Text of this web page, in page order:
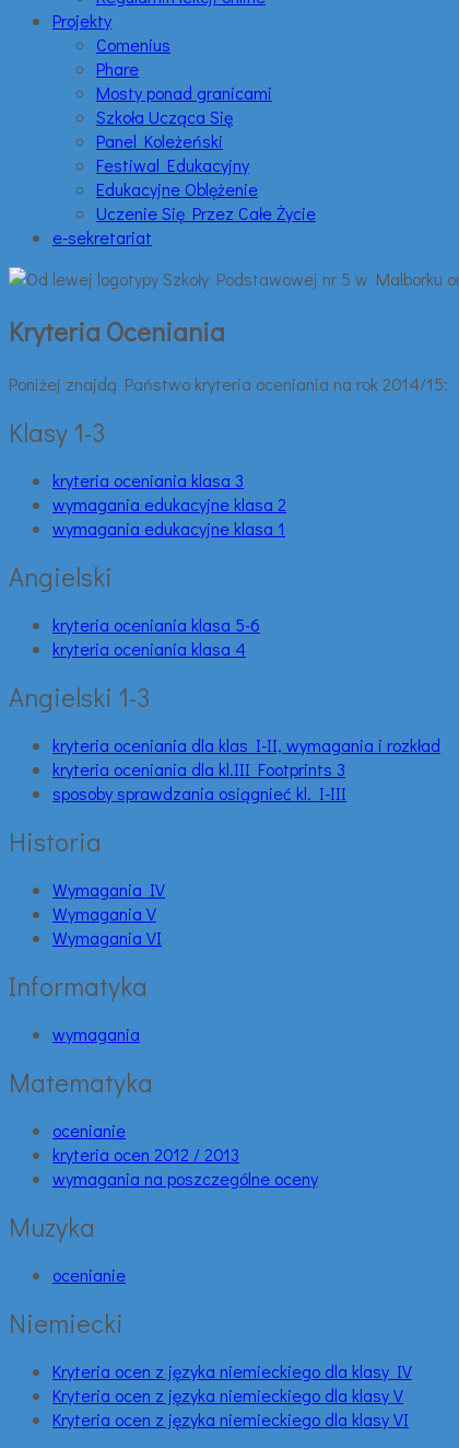
Projekty
Comenius
Phare
Mosty ponad granicami
Szkoła Ucząca Się
Panel Koleżeński
Festiwal Edukacyjny
Edukacyjne Oblężenie
Uczenie Się Przez Całe Życie
e-sekretariat
Kryteria Oceniania
Poniżej znajdą Państwo kryteria oceniania na rok 2014/15:
Klasy 1-3
kryteria oceniania klasa 3
wymagania edukacyjne klasa 2
wymagania edukacyjne klasa 1
Angielski
kryteria oceniania klasa 5-6
kryteria oceniania klasa 4
Angielski 1-3
kryteria oceniania dla klas I-II, wymagania i rozkład
kryteria oceniania dla kl.III Footprints 3
sposoby sprawdzania osiągnieć kl. I-III
Historia
Wymagania IV
Wymagania V
Wymagania VI
Informatyka
wymagania
Matematyka
ocenianie
kryteria ocen 2012 / 2013
wymagania na poszczególne oceny
Muzyka
ocenianie
Niemiecki
Kryteria ocen z języka niemieckiego dla klasy IV
Kryteria ocen z języka niemieckiego dla klasy V
Kryteria ocen z języka niemieckiego dla klasy VI